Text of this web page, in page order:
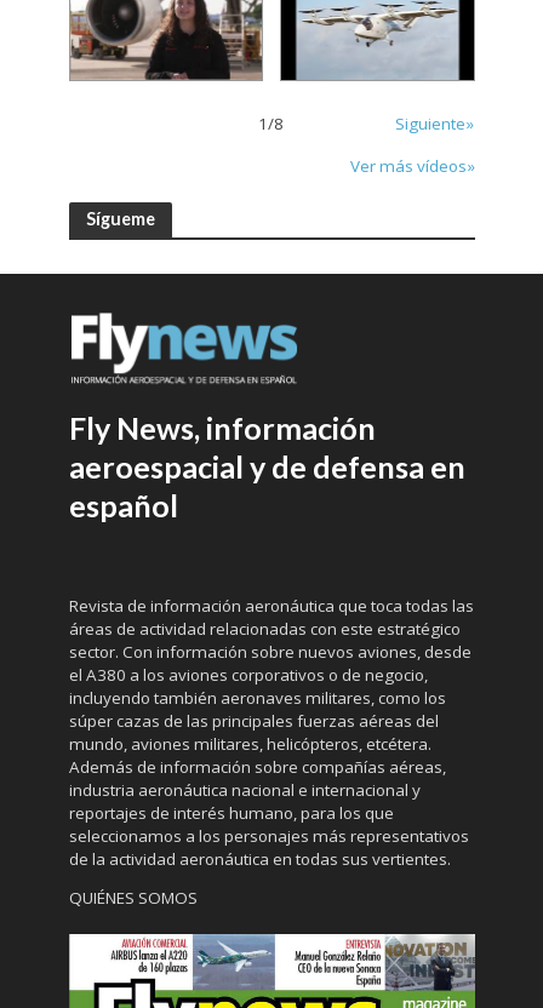
1/8
Siguiente»
Ver más vídeos»
Sígueme
Fly News, información
aeroespacial y de defensa en
español
Revista de información aeronáutica que toca todas las
áreas de actividad relacionadas con este estratégico
sector. Con información sobre nuevos aviones, desde
el A380 a los aviones corporativos o de negocio,
incluyendo también aeronaves militares, como los
súper cazas de las principales fuerzas aéreas del
mundo, aviones militares, helicópteros, etcétera.
Además de información sobre compañías aéreas,
industria aeronáutica nacional e internacional y
reportajes de interés humano, para los que
seleccionamos a los personajes más representativos
de la actividad aeronáutica en todas sus vertientes.
QUIÉNES SOMOS